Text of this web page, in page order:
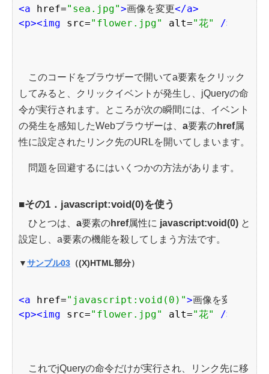
<a href="sea.jpg">画像を変更</a>
<p><img src="flower.jpg" alt="花" />
このコードをブラウザーで開いてa要素をクリック
してみると、クリックイベントが発生し、jQueryの命
令が実行されます。ところが次の瞬間には、イベント
の発生を感知したWebブラウザーは、 a要素のhref属
性に設定されたリンク先のURLを開いてしまいます。
問題を回避するにはいくつかの方法があります。
■その1．javascript:void(0)を使う
ひとつは、 a要素のhref属性に javascript:void(0) と
設定し、a要素の機能を殺してしまう方法です。
▼サンプル03 （(X)HTML部分）
<a href="javascript:void(0)">画像を変更
</a>
<p><img src="flower.jpg" alt="花" />
これでjQueryの命令だけが実行され、リンク先に移